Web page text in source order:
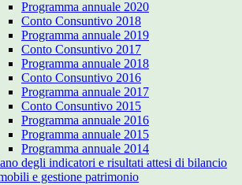
Programma annuale 2020
Conto Consuntivo 2018
Programma annuale 2019
Conto Consuntivo 2017
Programma annuale 2018
Conto Consuntivo 2016
Programma annuale 2017
Conto Consuntivo 2015
Programma annuale 2016
Programma annuale 2015
Programma annuale 2014
degli indicatori e risultati attesi di bilancio
e gestione patrimonio